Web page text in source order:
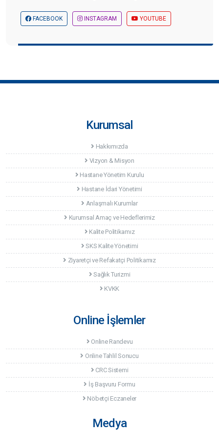
FACEBOOK INSTAGRAM YOUTUBE
Kurumsal
Hakkımızda
Vizyon & Misyon
Hastane Yönetim Kurulu
Hastane İdari Yönetimi
Anlaşmalı Kurumlar
Kurumsal Amaç ve Hedeflerimiz
Kalite Politikamız
SKS Kalite Yönetimi
Ziyaretçi ve Refakatçi Politikamız
Sağlık Turizmi
KVKK
Online İşlemler
Online Randevu
Online Tahlil Sonucu
CRC Sistemi
İş Başvuru Formu
Nöbetçi Eczaneler
Medya